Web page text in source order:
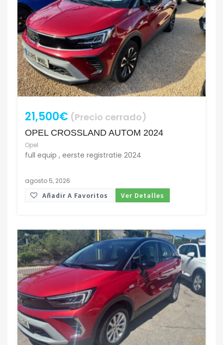
21,500€ (Precio cerrado)
OPEL CROSSLAND AUTOM 2024
Opel
full equip , eerste registratie 2024
agosto 5, 2026
Añadir A Favoritos Ver Detalles